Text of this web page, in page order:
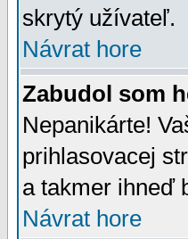
skrytý užívateľ.
Návrat hore
Zabudol som
Nepanikárte!
prihlasovacej
a takmer ihneď
Návrat hore